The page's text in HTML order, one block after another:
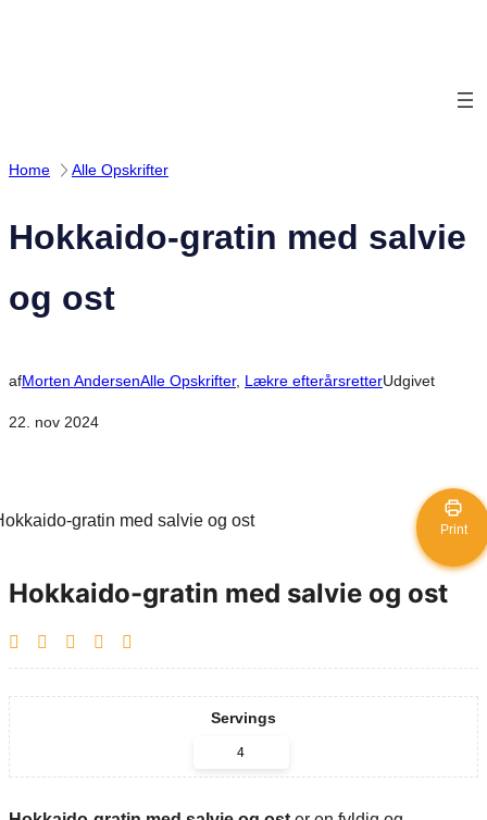
Home Alle Opskrifter
Hokkaido-gratin med salvie
og ost
afMorten AndersenAlle Opskrifter, Lækre efterårsretterUdgivet
22. nov 2024
Print
Hokkaido-gratin med salvie og ost
Servings